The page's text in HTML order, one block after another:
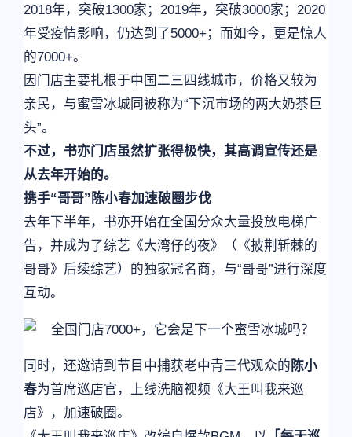
2018年，突破1300家；2019年，突破3000家；2020
年受疫情影响，仍达到了5000+；而如今，更是惊人
的7000+。
因门店主要扎根于中国二三四线城市，价格又较为
亲民，与蜜雪冰城同被称为“下沉市场的两大奶茶巨
头”。
不过，书亦门店虽然扩张得极快，其高调宣传还是
从去年开始的。
携手“哥哥”陈小春加速破圈步伐
去年下半年，书亦开始在全国分众大量投放电梯广
告，并成为了综艺《大湾仔的夜》（《披荆斩棘的
哥哥》后续综艺）的独家冠名商，与“哥哥”进行深度
互动。
同时，还邀请到节目中捕获老中青三代观众的 陈小
春为首席巡店官，上线洗脑视频《大王叫我来巡
店》，加速破圈。